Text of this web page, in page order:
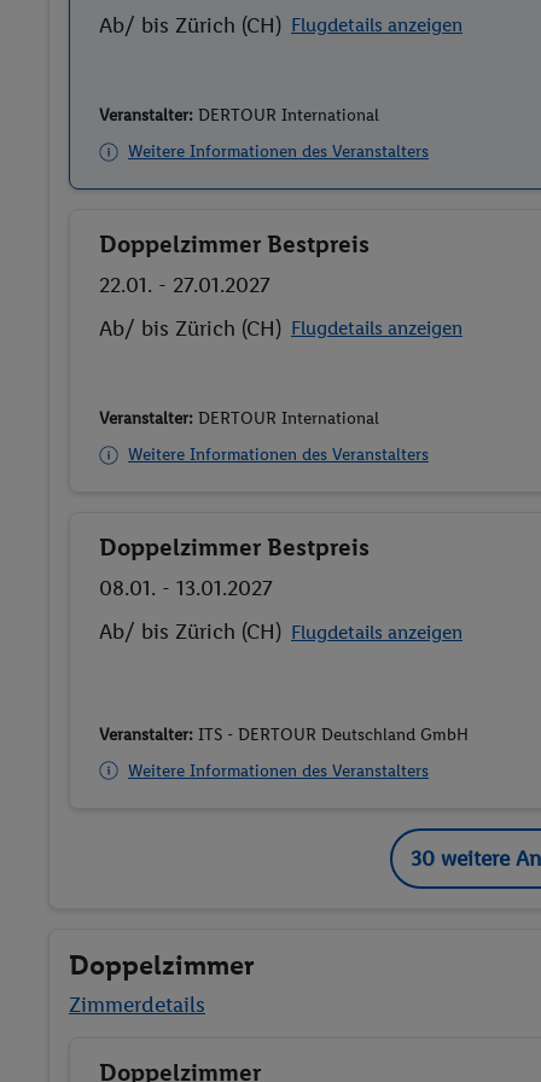
Ab/ bis Zürich (CH) Flugdetails anzeigen
Veranstalter: DERTOUR International
Weitere Informationen des Veranstalters
Buchen
Doppelzimmer Bestpreis
22.01. - 27.01.2027
Ab/ bis Zürich (CH) Flugdetails anzeigen
Veranstalter: DERTOUR International
Weitere Informationen des Veranstalters
Buchen
Doppelzimmer Bestpreis
08.01. - 13.01.2027
Ab/ bis Zürich (CH) Flugdetails anzeigen
Veranstalter: ITS - DERTOUR Deutschland GmbH
Weitere Informationen des Veranstalters
30 weitere
Doppelzimmer
Zimmerdetails
Buchen
Doppelzimmer